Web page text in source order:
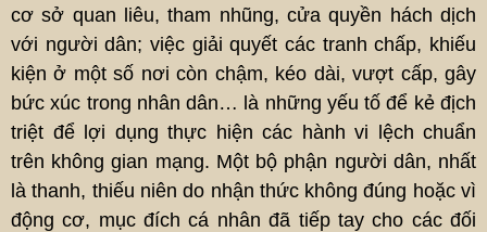
cơ sở quan liêu, tham nhũng, cửa quyền hách dịch
với người dân; việc giải quyết các tranh chấp, khiếu
kiện ở một số nơi còn chậm, kéo dài, vượt cấp, gây
bức xúc trong nhân dân… là những yếu tố để kẻ địch
triệt để lợi dụng thực hiện các hành vi lệch chuẩn
trên không gian mạng. Một bộ phận người dân, nhất
là thanh, thiếu niên do nhận thức không đúng hoặc vì
động cơ, mục đích cá nhân đã tiếp tay cho các đối